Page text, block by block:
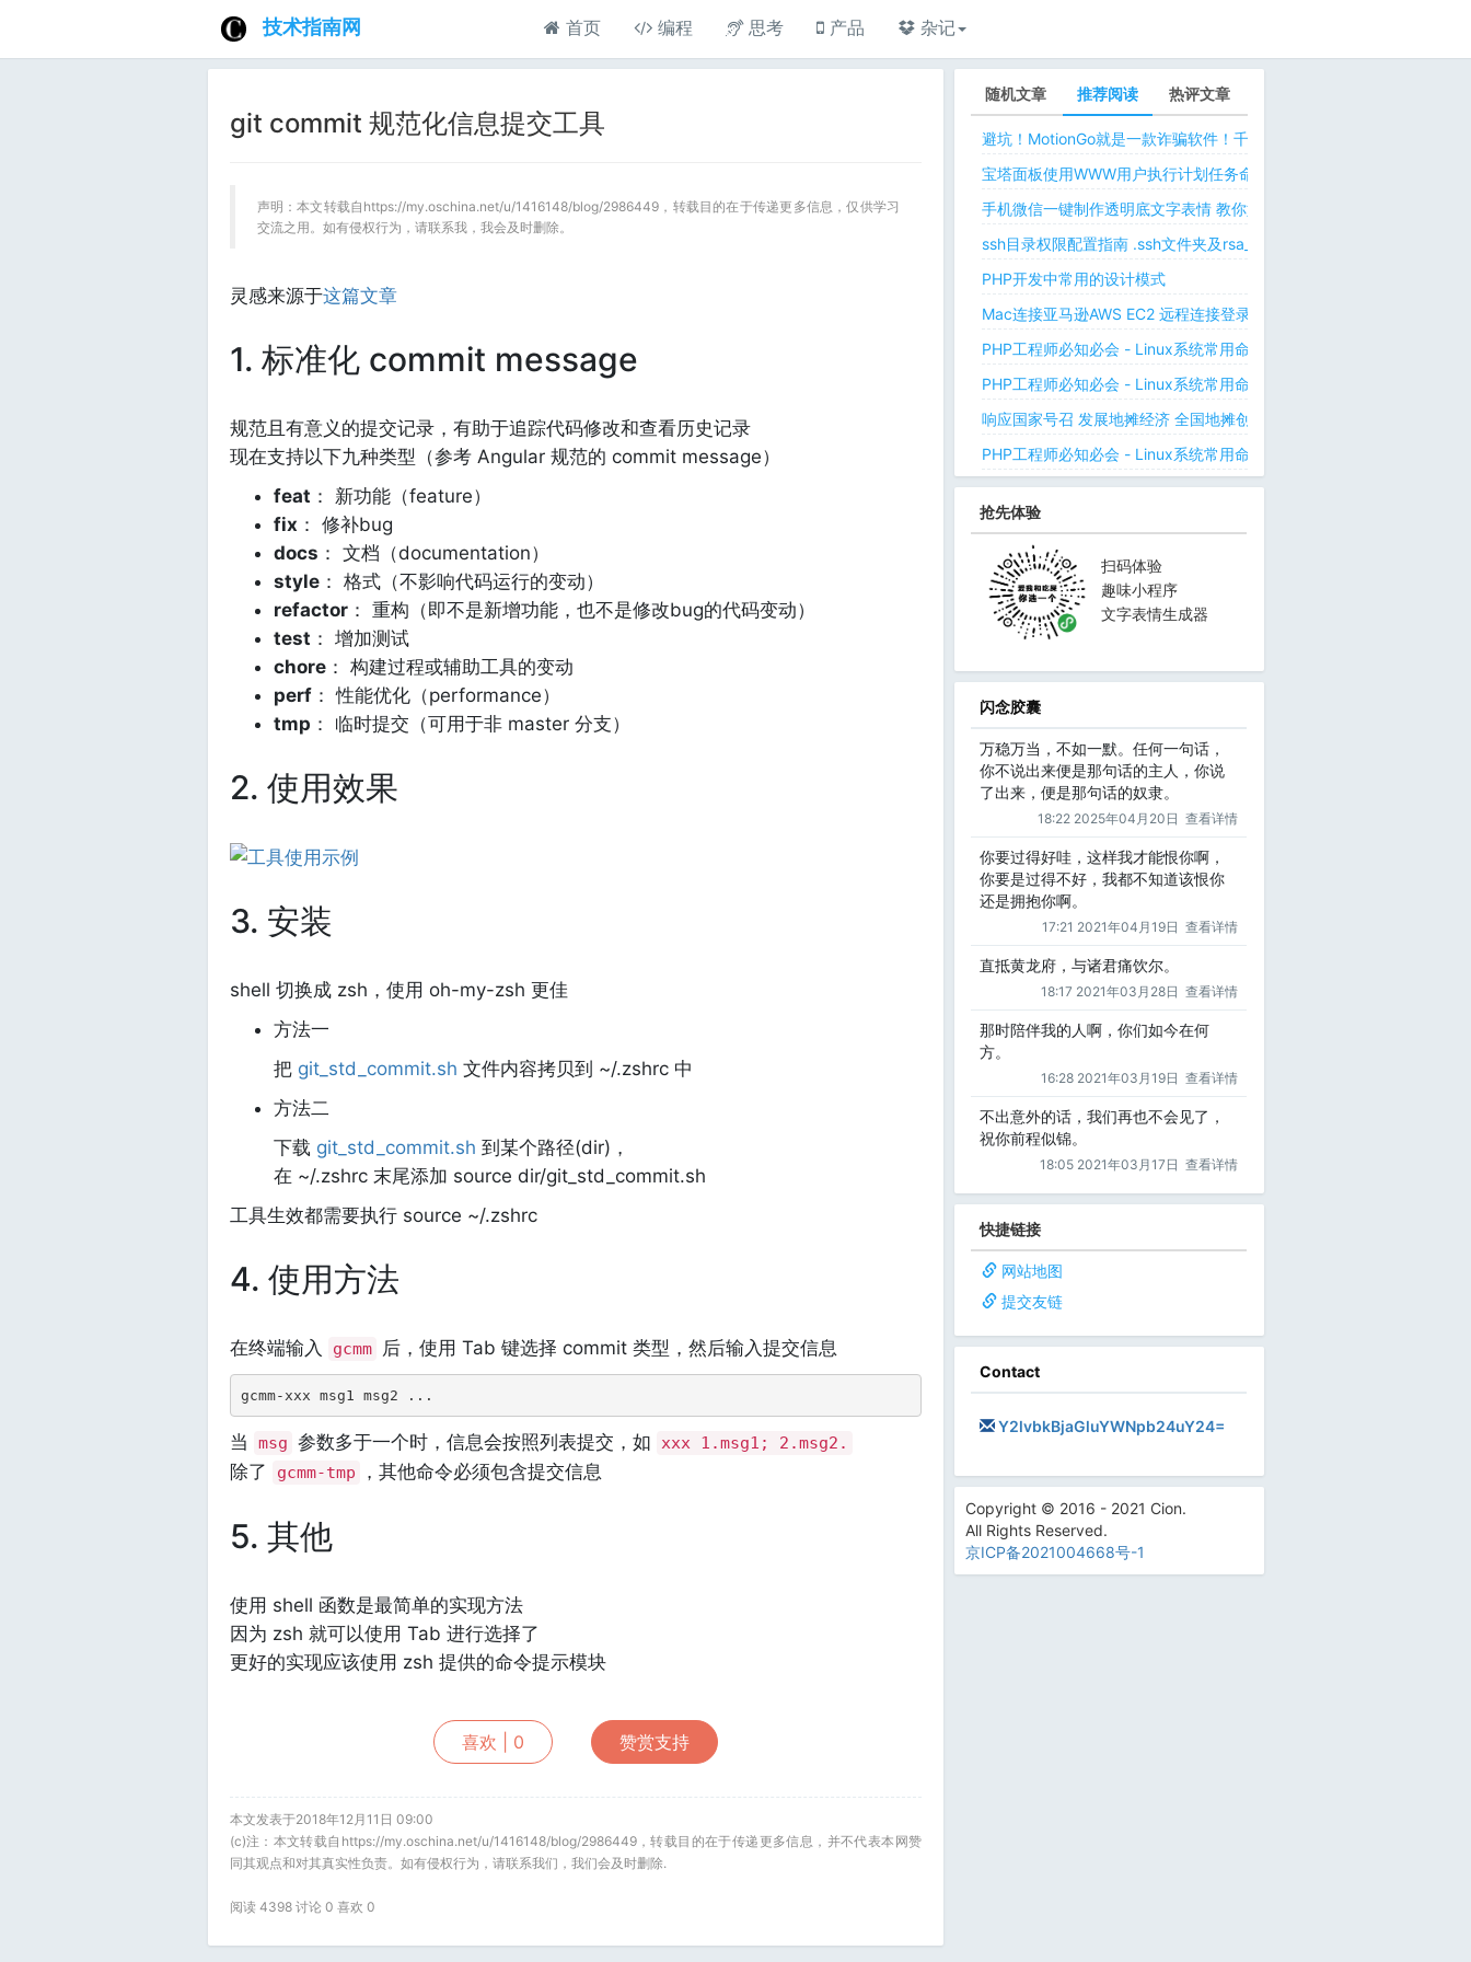
技术指南网 首页 编程 思考 产品 杂记
git commit 规范化信息提交工具
声明：本文转载自https://my.oschina.net/u/1416148/blog/2986449，转载目的在于传递更多信息，仅供学习
交流之用。如有侵权行为，请联系我，我会及时删除。
灵感来源于这篇文章
1. 标准化 commit message
规范且有意义的提交记录，有助于追踪代码修改和查看历史记录
现在支持以下九种类型（参考 Angular 规范的 commit message）
feat ： 新功能（feature）
fix ： 修补bug
docs ： 文档（documentation）
style： 格式（不影响代码运行的变动）
refactor： 重构（即不是新增功能，也不是修改bug的代码变动）
test ： 增加测试
chore： 构建过程或辅助工具的变动
perf： 性能优化（performance）
tmp ： 临时提交（可用于非 master 分支）
2. 使用效果
3. 安装
shell 切换成 zsh，使用 oh-my-zsh 更佳
方法一
把 git_std_commit.sh 文件内容拷贝到 ~/.zshrc 中
方法二
下载 git_std_commit.sh 到某个路径(dir)，
在 ~/.zshrc 末尾添加 source dir/git_std_commit.sh
工具生效都需要执行 source ~/.zshrc
4. 使用方法
在终端输入 gcmm 后，使用 Tab 键选择 commit 类型，然后输入提交信息
gcmm-xxx msg1 msg2 ...
当 msg 参数多于一个时，信息会按照列表提交，如 xxx 1.msg1; 2.msg2.
除了 gcmm-tmp ，其他命令必须包含提交信息
5. 其他
使用 shell 函数是最简单的实现方法
因为 zsh 就可以使用 Tab 进行选择了
更好的实现应该使用 zsh 提供的命令提示模块
喜欢 | 0 赞赏支持
本文发表于2018年12月11日 09:00
(c)注：本文转载自https://my.oschina.net/u/1416148/blog/2986449，转载目的在于传递更多信息，并不代表本网赞
同其观点和对其真实性负责。如有侵权行为，请联系我们，我们会及时删除.
阅读 4398 讨论 0 喜欢 0
随机文章 推荐阅读 热评文章
避坑！MotionGo就是一款诈骗软件！千万不要用ChatPPT，浪费时间！
宝塔面板使用WWW用户执行计划任务命令 解决laravel日志权限问题 宝
手机微信一键制作透明底文字表情 教你如何让微信表情包背景为透明
ssh目录权限配置指南 .ssh文件夹及rsa_id.pub等文件正确权限规则
PHP开发中常用的设计模式
Mac连接亚马逊AWS EC2 远程连接登录不上去 有pem私钥文件依然要
PHP工程师必知必会 - Linux系统常用命令 - Linux中的网络管理命令（
PHP工程师必知必会 - Linux系统常用命令 - Linux中的网络管理命令（
响应国家号召 发展地摊经济 全国地摊创业经验微信交流群
PHP工程师必知必会 - Linux系统常用命令 - Linux 用户和用户组管理
抢先体验
扫码体验
趣味小程序
文字表情生成器
闪念胶囊
万稳万当，不如一默。任何一句话，
你不说出来便是那句话的主人，你说
了出来，便是那句话的奴隶。
18:22 2025年04月20日 查看详情
你要过得好哇，这样我才能恨你啊，
你要是过得不好，我都不知道该恨你
还是拥抱你啊。
17:21 2021年04月19日 查看详情
直抵黄龙府，与诸君痛饮尔。
18:17 2021年03月28日 查看详情
那时陪伴我的人啊，你们如今在何
方。
16:28 2021年03月19日 查看详情
不出意外的话，我们再也不会见了，
祝你前程似锦。
18:05 2021年03月17日 查看详情
快捷链接
网站地图
提交友链
Contact
Y2lvbkBjaGluYWNpb24uY24=
Copyright © 2016 - 2021 Cion.
All Rights Reserved.
京ICP备2021004668号-1